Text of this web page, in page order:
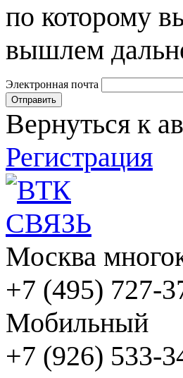
по которому
вышлем
Электронная почта
Вернуться к
Регистрация
Москва
+7 (495) 727-
Мобильный
+7 (926) 533-